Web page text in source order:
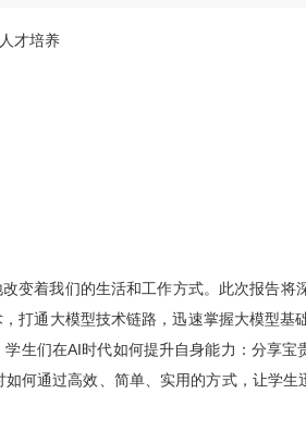
才培养
变着我们的生活和工作方式。此次报告
打通大模型技术链路，迅速掌握大模型
生们在AI时代如何提升自身能力：分享
何通过高效、简单、实用的方式，让学